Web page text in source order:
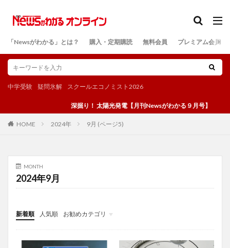
「Newsがわかる」とは？ 購入・定期購読 無料会員 プレミアム会員
中学受験 疑問氷解 スクールエコノミスト2026
深掘り！ 太陽光発電【月刊Newsがわかる９月号】
HOME 2024年 9月 (ページ5)
MONTH
2024年9月
新着順 人気順
お勧めカテゴリ
投稿
学び
マンガ
電子書籍
検索